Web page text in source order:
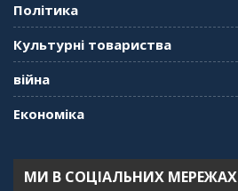
Політика
Культурні товариства
війна
Економіка
МИ В СОЦІАЛЬНИХ МЕРЕЖАХ